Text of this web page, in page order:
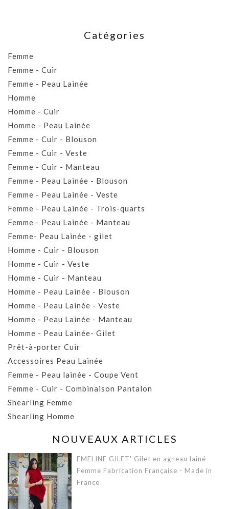
Catégories
Femme
Femme - Cuir
Femme - Peau Lainée
Homme
Homme - Cuir
Homme - Peau Lainée
Femme - Cuir - Blouson
Femme - Cuir - Veste
Femme - Cuir - Manteau
Femme - Peau Lainée - Blouson
Femme - Peau Lainée - Veste
Femme - Peau Lainée - Trois-quarts
Femme - Peau Lainée - Manteau
Femme- Peau Lainée - gilet
Homme - Cuir - Blouson
Homme - Cuir - Veste
Homme - Cuir - Manteau
Homme - Peau Lainée - Blouson
Homme - Peau Lainée - Veste
Homme - Peau Lainée - Manteau
Homme - Peau Lainée- Gilet
Prêt-à-porter Cuir
Accessoires Peau Lainée
Femme - Peau lainée - Coupe Vent
Femme - Cuir - Combinaison Pantalon
Shearling Femme
Shearling Homme
NOUVEAUX ARTICLES
EMELINE GILET' Gilet en agneau lainé
Femme Fabrication Française - Made in
France